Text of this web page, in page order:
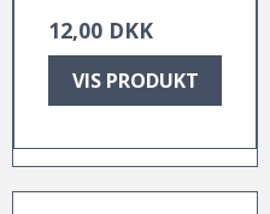
12,00 DKK
VIS PRODUKT